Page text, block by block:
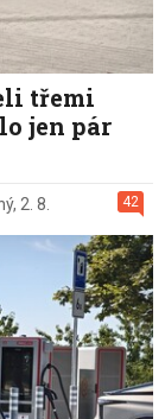
třemi
jen pár
42
, 2. 8.